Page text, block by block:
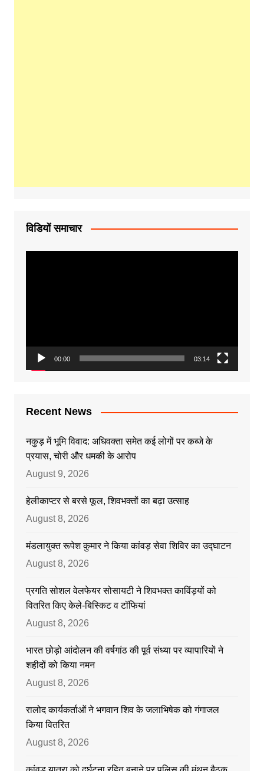
विडियों समाचार
00:00 03:14
Recent News
नकुड़ में भूमि विवाद: अधिवक्ता समेत कई लोगों पर कब्जे के
प्रयास, चोरी और धमकी के आरोप
August 9, 2026
हेलीकाप्टर से बरसे फूल, शिवभक्तों का बढ़ा उत्साह
August 8, 2026
मंडलायुक्त रूपेश कुमार ने किया कांवड़ सेवा शिविर का उद्घाटन
August 8, 2026
प्रगति सोशल वेलफेयर सोसायटी ने शिवभक्त काविंड़यों को
वितरित किए केले-बिस्किट व टॉफियां
August 8, 2026
भारत छोड़ो आंदोलन की वर्षगांठ की पूर्व संध्या पर व्यापारियों ने
शहीदों को किया नमन
August 8, 2026
रालोद कार्यकर्ताओं ने भगवान शिव के जलाभिषेक को गंगाजल
किया वितरित
August 8, 2026